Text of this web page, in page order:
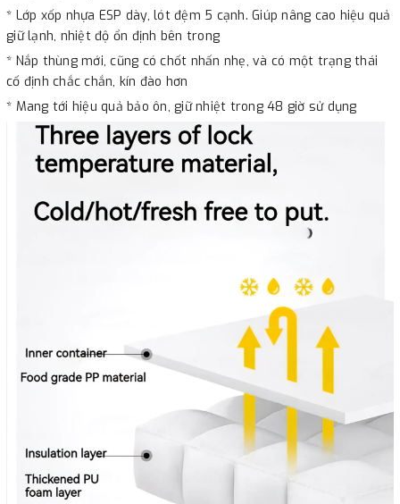
* Lớp xốp nhựa ESP dày, lót đệm 5 cạnh. Giúp nâng cao hiệu quả
giữ lạnh, nhiệt độ ổn định bên trong
* Nắp thùng mới, cũng có chốt nhấn nhẹ, và có một trạng thái
cố định chắc chắn, kín đào hơn
* Mang tới hiệu quả bảo ôn, giữ nhiệt trong 48 giờ sử dụng